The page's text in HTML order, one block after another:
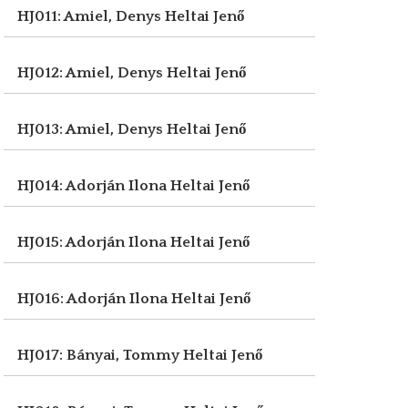
HJ011: Amiel, Denys Heltai Jenő
HJ012: Amiel, Denys Heltai Jenő
HJ013: Amiel, Denys Heltai Jenő
HJ014: Adorján IlonaHeltai Jenő
HJ015: Adorján IlonaHeltai Jenő
HJ016: Adorján IlonaHeltai Jenő
HJ017: Bányai, TommyHeltai Jenő